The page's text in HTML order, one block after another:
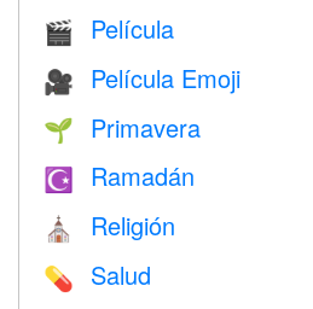
🎬 Película
🎥 Película Emoji
🌱 Primavera
☪️ Ramadán
⛪️ Religión
💊 Salud